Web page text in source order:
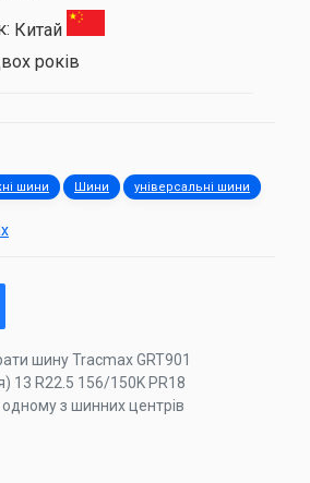
Китай
років
шини Шини універсальні шини
шину Tracmax GRT901
13 R22.5 156/150K PR18
з шинних центрів